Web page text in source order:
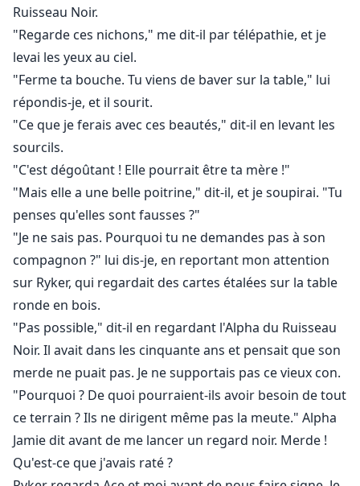
Ruisseau Noir.
"Regarde ces nichons," me dit-il par télépathie, et je
levai les yeux au ciel.
"Ferme ta bouche. Tu viens de baver sur la table," lui
répondis-je, et il sourit.
"Ce que je ferais avec ces beautés," dit-il en levant les
sourcils.
"C'est dégoûtant ! Elle pourrait être ta mère !"
"Mais elle a une belle poitrine," dit-il, et je soupirai. "Tu
penses qu'elles sont fausses ?"
"Je ne sais pas. Pourquoi tu ne demandes pas à son
compagnon ?" lui dis-je, en reportant mon attention
sur Ryker, qui regardait des cartes étalées sur la table
ronde en bois.
"Pas possible," dit-il en regardant l'Alpha du Ruisseau
Noir. Il avait dans les cinquante ans et pensait que son
merde ne puait pas. Je ne supportais pas ce vieux con.
"Pourquoi ? De quoi pourraient-ils avoir besoin de tout
ce terrain ? Ils ne dirigent même pas la meute." Alpha
Jamie dit avant de me lancer un regard noir. Merde !
Qu'est-ce que j'avais raté ?